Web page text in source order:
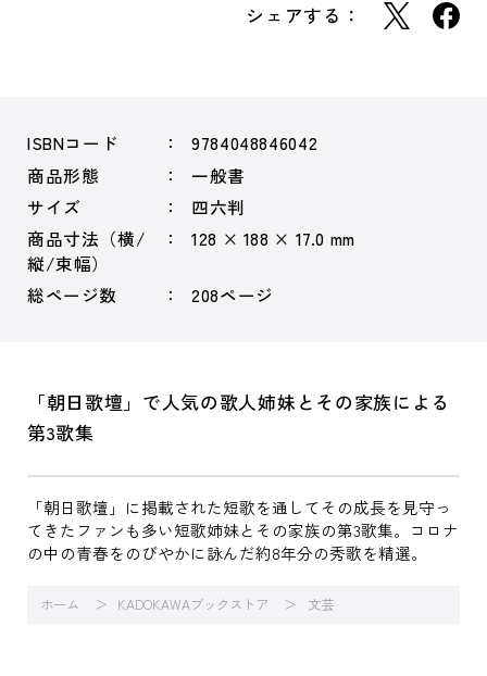
シェアする：
ISBNコード
9784048846042
商品形態
一般書
サイズ
四六判
商品寸法（横/
縦/束幅）
128 × 188 × 17.0 mm
総ページ数 208ページ
「朝日歌壇」で人気の歌人姉妹とその家族による
第3歌集
「朝日歌壇」に掲載された短歌を通してその成長を見守っ
てきたファンも多い短歌姉妹とその家族の第3歌集。コロナ
の中の青春をのびやかに詠んだ約8年分の秀歌を精選。
ホーム KADOKAWAブックストア 文芸